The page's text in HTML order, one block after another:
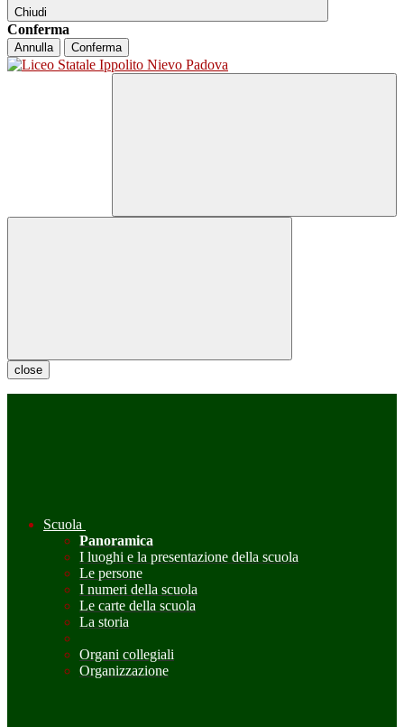
Chiudi
Conferma
Annulla Conferma
close
Scuola
Panoramica
I luoghi e la presentazione della scuola
Le persone
I numeri della scuola
Le carte della scuola
La storia
Organi collegiali
Organizzazione